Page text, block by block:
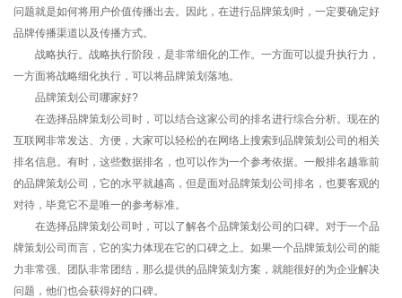
问题就是如何将用户价值传播出去。因此，在进行品牌策划时，一定要确定好
品牌传播渠道以及传播方式。
战略执行。战略执行阶段，是非常细化的工作。一方面可以提升执行力，
一方面将战略细化执行，可以将品牌策划落地。
品牌策划公司哪家好?
在选择品牌策划公司时，可以结合这家公司的排名进行综合分析。现在的
互联网非常发达、方便，大家可以轻松的在网络上搜索到品牌策划公司的相关
排名信息。有时，这些数据排名，也可以作为一个参考依据。一般排名越靠前
的品牌策划公司，它的水平就越高，但是面对品牌策划公司排名，也要客观的
对待，毕竟它不是唯一的参考标准。
在选择品牌策划公司时，可以了解各个品牌策划公司的口碑。对于一个品
牌策划公司而言，它的实力体现在它的口碑之上。如果一个品牌策划公司的能
力非常强、团队非常团结，那么提供的品牌策划方案，就能很好的为企业解决
问题，他们也会获得好的口碑。